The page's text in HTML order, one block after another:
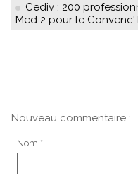
Cediv : 200
Med 2 pour le
Nouveau commentaire :
Nom * :